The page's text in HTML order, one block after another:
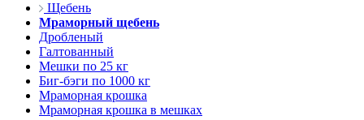
Щебень
Мраморный щебень
Дробленый
Галтованный
Мешки по 25 кг
Биг-бэги по 1000 кг
Мраморная крошка
Мраморная крошка в мешках